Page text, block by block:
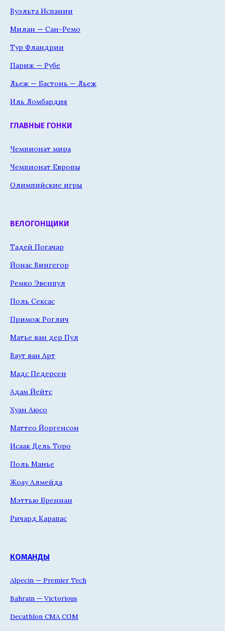
Вуэльта Испании
Милан — Сан-Ремо
Тур Фландрии
Париж — Рубе
Льеж — Бастонь — Льеж
Иль Ломбардия
ГЛАВНЫЕ ГОНКИ
Чемпионат мира
Чемпионат Европы
Олимпийские игры
ВЕЛОГОНЩИКИ
Тадей Погачар
Йонас Вингегор
Ремко Эвенпул
Поль Сексас
Примож Роглич
Матье ван дер Пул
Ваут ван Арт
Мадс Педерсен
Адам Йейтс
Хуан Аюсо
Маттео Йоргенсон
Исаак Дель Торо
Поль Манье
Жоау Алмейда
Мэттью Бреннан
Ричард Карапас
КОМАНДЫ
Alpecin — Premier Tech
Bahrain — Victorious
Decathlon CMA CGM